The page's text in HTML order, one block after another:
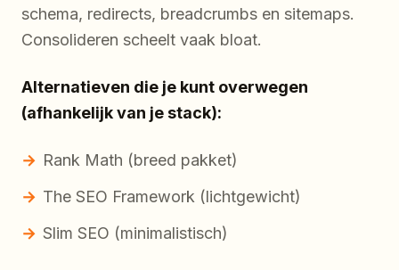
schema, redirects, breadcrumbs en sitemaps.
Consolideren scheelt vaak bloat.
Alternatieven die je kunt overwegen
(afhankelijk van je stack):
Rank Math (breed pakket)
The SEO Framework (lichtgewicht)
Slim SEO (minimalistisch)